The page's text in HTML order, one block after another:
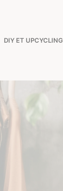
DIY ET UPCYCLING